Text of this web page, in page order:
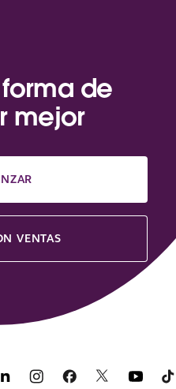
de
mejor
VENTAS